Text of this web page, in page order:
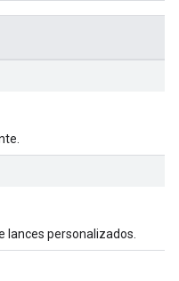
lances personalizados.